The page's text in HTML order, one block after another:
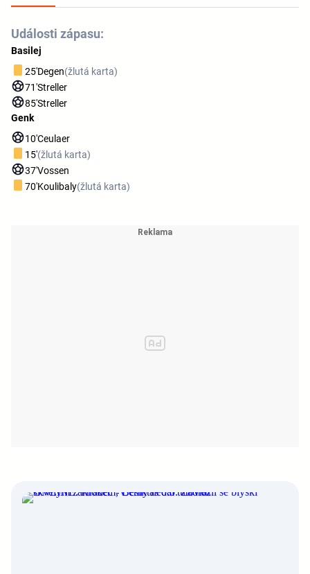
Události zápasu:
Basilej
25'Degen(žlutá karta)
71'Streller
85'Streller
Genk
10'Ceulaer
15'(žlutá karta)
37'Vossen
70'Koulibaly(žlutá karta)